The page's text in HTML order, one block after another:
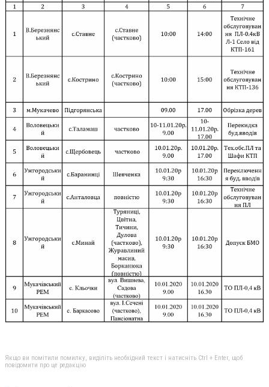
Якщо ви помітили помилку, виділіть необхідний текст і натисніть Ctrl + Enter, щоб
повідомити про це редакцію